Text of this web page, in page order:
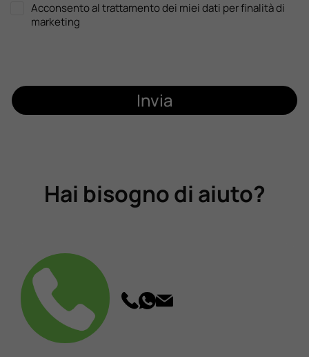
Acconsento al trattamento dei miei dati per finalità di
marketing
Invia
Hai bisogno di aiuto?